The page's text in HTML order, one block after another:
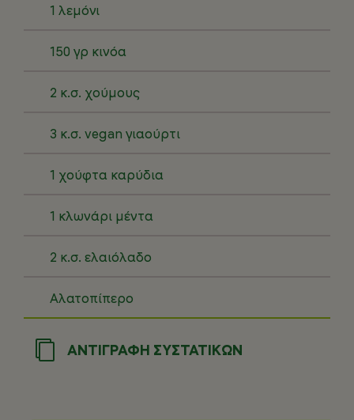
1 λεμόνι
150 γρ κινόα
2 κ.σ. χούμους
3 κ.σ. vegan γιαούρτι
1 χούφτα καρύδια
1 κλωνάρι μέντα
2 κ.σ. ελαιόλαδο
Αλατοπίπερο
ΑΝΤΙΓΡΑΦΗ ΣΥΣΤΑΤΙΚΩΝ